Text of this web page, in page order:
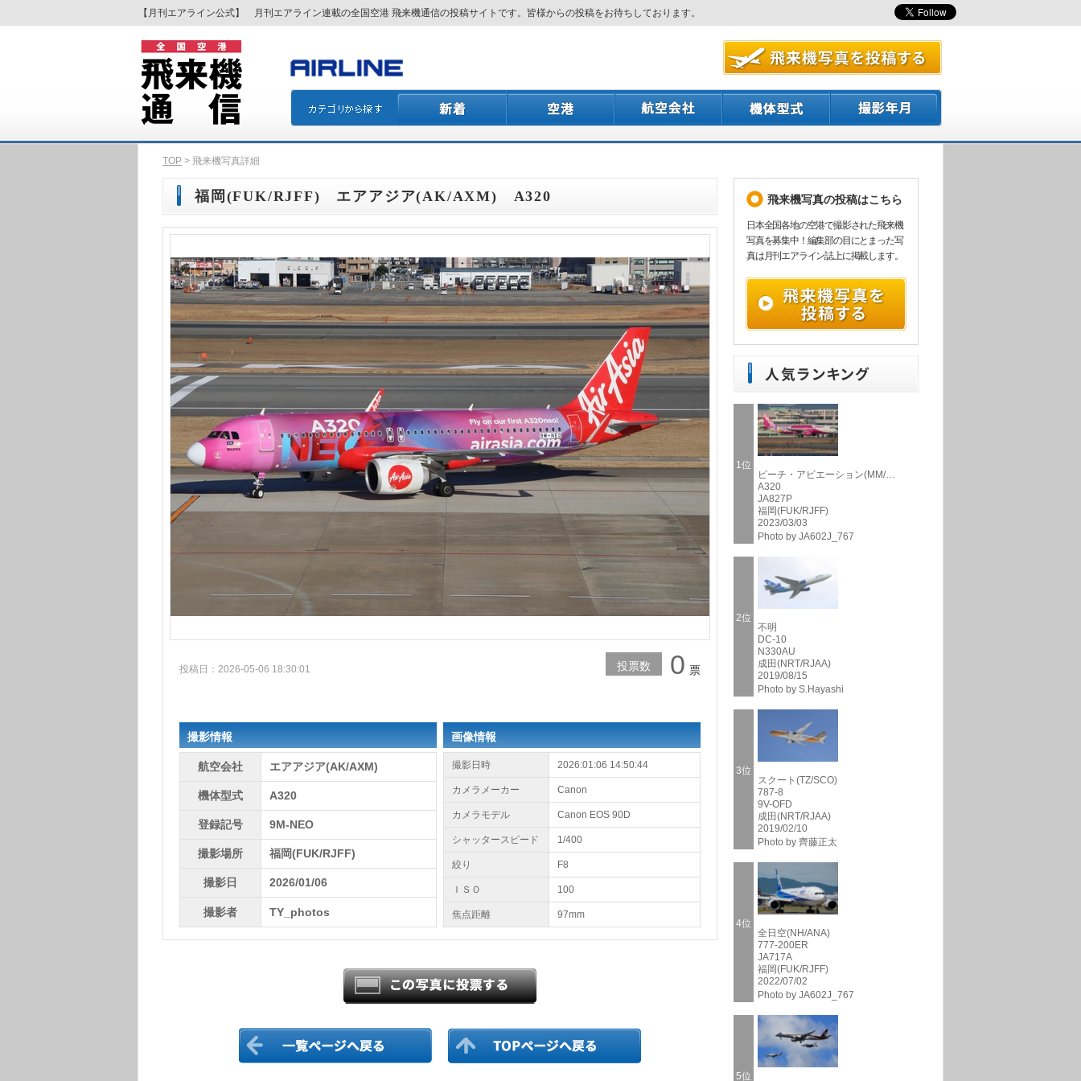
【月刊エアライン公式】 月刊エアライン連載の全国空港 飛来機通信の投稿サイトです。皆様からの投稿をお待ちしております。
TOP > 飛来機写真詳細
福岡(FUK/RJFF) エアアジア(AK/AXM) A320
投稿日：2026-05-06 18:30:01 投票数 0 票
撮影情報
航空会社 エアアジア(AK/AXM)
機体型式 A320
登録記号 9M-NEO
撮影場所 福岡(FUK/RJFF)
撮影日 2026/01/06
撮影者 TY_photos
画像情報
撮影日時 2026:01:06 14:50:44
カメラメーカー Canon
カメラモデル Canon EOS 90D
シャッタースピード 1/400
絞り F8
ＩＳＯ 100
焦点距離 97mm
飛来機写真の投稿はこちら
日本全国各地の空港で撮影された飛来機
写真を募集中！編集部の目にとまった写
真は月刊エアライン誌上に掲載します。
1位
ピーチ・アビエーション(MM/…
A320
JA827P
福岡(FUK/RJFF)
2023/03/03
Photo by JA602J_767
2位
不明
DC-10
N330AU
成田(NRT/RJAA)
2019/08/15
Photo by S.Hayashi
3位
スクート(TZ/SCO)
787-8
9V-OFD
成田(NRT/RJAA)
2019/02/10
Photo by 齊藤正太
4位
全日空(NH/ANA)
777-200ER
JA717A
福岡(FUK/RJFF)
2022/07/02
Photo by JA602J_767
5位